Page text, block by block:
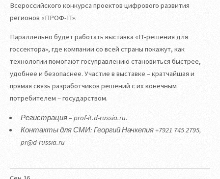
Всероссийского конкурса проектов цифрового развития
регионов «ПРОФ-IT».
Параллельно будет работать выставка «IT-решения для
госсектора», где компании со всей страны покажут, как
технологии помогают госуправлению становиться быстрее,
удобнее и безопаснее. Участие в выставке – кратчайшая и
прямая связь разработчиков решений с их конечным
потребителем – государством.
Регистрация – prof-it.d-russia.ru.
Контакты для СМИ: Георгий Начкепия +7921 745 2795,
pr@d-russia.ru